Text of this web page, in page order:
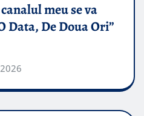
meu se va
Data, De Doua Ori”